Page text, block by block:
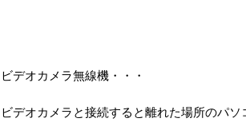
ビデオカメラ無線機・・・
ビデオカメラと接続すると離れた場所のパソ